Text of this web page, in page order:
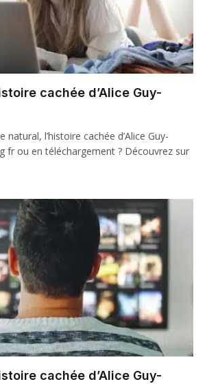
cachée d’Alice Guy-
natural, l’histoire cachée d’Alice Guy-
fr ou en téléchargement ? Découvrez sur
cachée d’Alice Guy-